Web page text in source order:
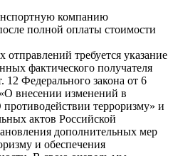
компанию
полной оплаты стоимости
требуется указание
фактического получателя
12 Федерального закона от 6
внесении изменений в
терроризму» и
актов Российской
дополнительных мер
и обеспечения